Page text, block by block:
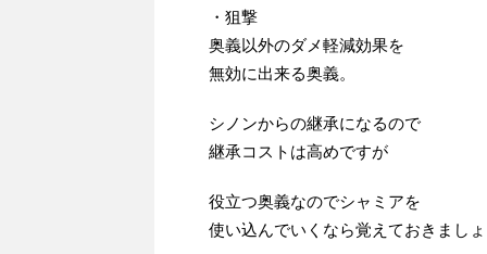
・狙撃
奥義以外のダメ軽減効果を
無効に出来る奥義。
シノンからの継承になるので
継承コストは高めですが
役立つ奥義なのでシャミアを
使い込んでいくなら覚えておきまし